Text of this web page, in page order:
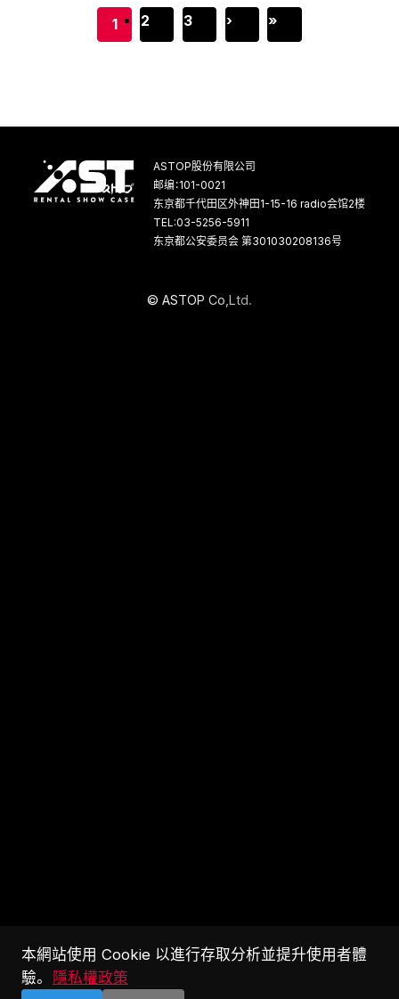
1 2 3 › »
ASTOP股份有限公司
邮编：101-0021
东京都千代田区外神田1-15-16 radio会馆2楼
TEL:03-5256-5911
东京都公安委员会 第301030208136号
© ASTOP Co Ltd.
本網站使用 Cookie 以進行存取分析並提升使用者體
驗。
隱私權政策